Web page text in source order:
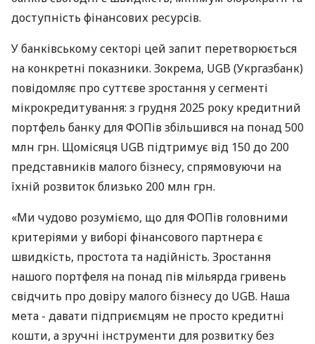
доступність фінансових ресурсів.
У банківському секторі цей запит перетворюється
на конкретні показники. Зокрема, UGB (Укргазбанк)
повідомляє про суттєве зростання у сегменті
мікрокредитування: з грудня 2025 року кредитний
портфель банку для ФОПів збільшився на понад 500
млн грн. Щомісяця UGB підтримує від 150 до 200
представників малого бізнесу, спрямовуючи на
їхній розвиток близько 200 млн грн.
«Ми чудово розуміємо, що для ФОПів головними
критеріями у виборі фінансового партнера є
швидкість, простота та надійність. Зростання
нашого портфеля на понад пів мільярда гривень
свідчить про довіру малого бізнесу до UGB. Наша
мета - давати підприємцям не просто кредитні
кошти, а зручні інструменти для розвитку без